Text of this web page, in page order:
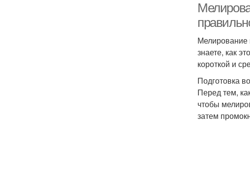
Мелирование
знаете, как
короткой и
Подготовка
Перед тем,
чтобы
затем